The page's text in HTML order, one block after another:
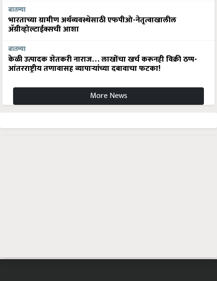
बातम्या
भारताच्या ग्रामीण अर्थव्यवस्थेसाठी एफपीओ-नेतृत्वाखालील
अ‍ॅग्रीव्होल्टाईक्सची आशा
बातम्या
केळी उत्पादक शेतकरी नाराज… लाखोंचा खर्च करूनही विक्री ठप्प-
आंतरराष्ट्रीय तणावासह व्यापाऱ्यांच्या दबावाचा फटका!
More News